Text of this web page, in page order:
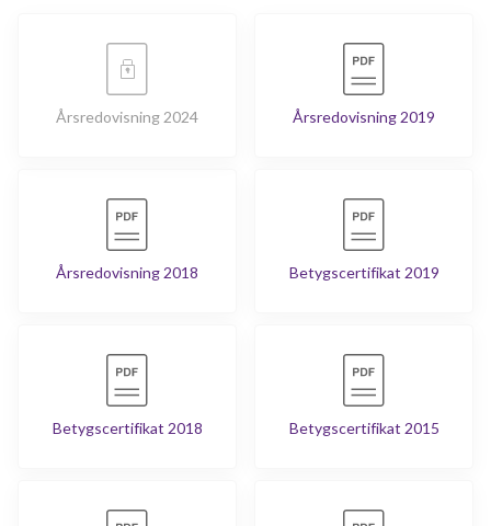
Årsredovisning 2024 Årsredovisning 2019
Årsredovisning 2018 Betygscertifikat 2019
Betygscertifikat 2018 Betygscertifikat 2015